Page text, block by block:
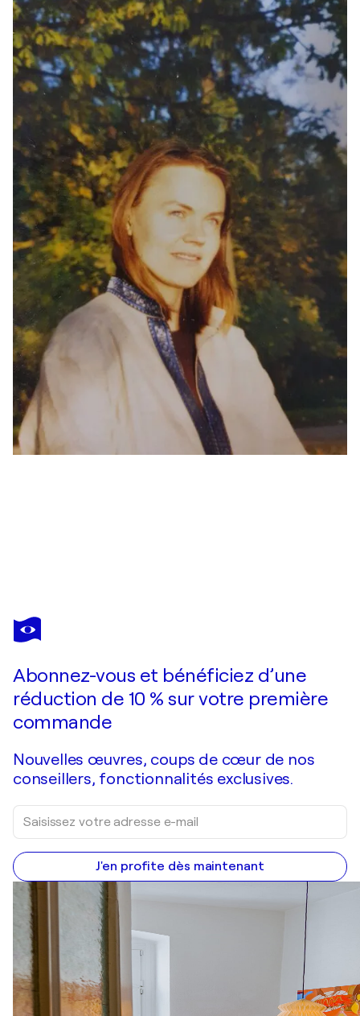
KARIBOU
A girl Portrait Black lives matter n the art
Abonnez-vous et bénéficiez d’une
réduction de 10 % sur votre première
commande
Nouvelles œuvres, coups de cœur de nos
conseillers, fonctionnalités exclusives.
J'en profite dès maintenant